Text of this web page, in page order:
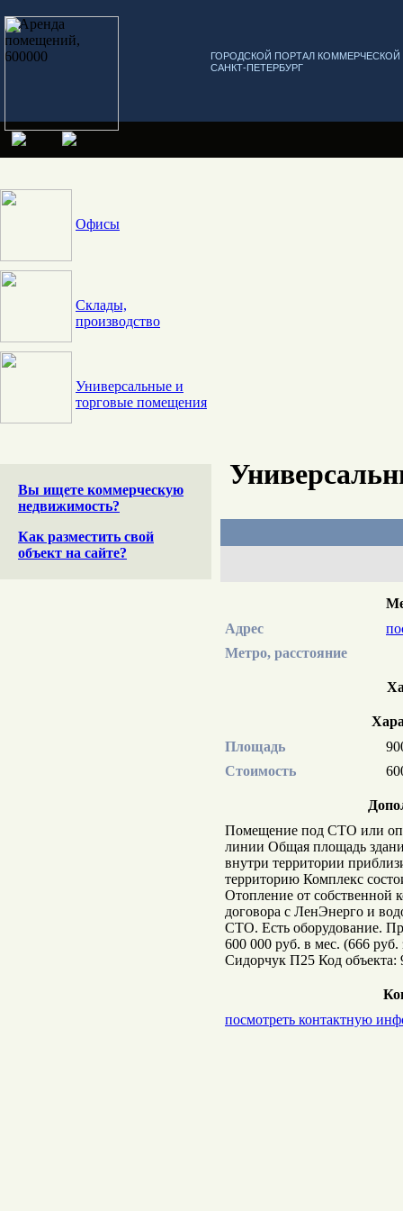
ГОРОДСКОЙ ПОРТАЛ
САНКТ-ПЕТЕРБУРГ
Офисы
Склады,
производство
Универсальные и
торговые помещения
Вы ищете коммерческую
недвижимость?
Как разместить свой
объект на сайте?
Адрес
Метро, расстояние
Площадь
Стоимость
Помещение под СТО или
линии Общая площадь
внутри территории
территорию Комплекс
Отопление от
договора с ЛенЭнерго и
СТО. Есть оборудование.
600 000 руб. в мес. (666
Сидорчук П25 Код
посмотреть контактную